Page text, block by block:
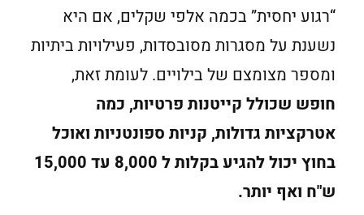
“רגוע יחסית” בכמה אלפי שקלים, אם היא
נשענת על מסגרות מסובסדות, פעילויות ביתיות
ומספר מצומצם של בילויים. לעומת זאת,
חופש שכולל קייטנות פרטיות, כמה
אטרקציות גדולות, קניות ספונטניות ואוכל
בחוץ יכול להגיע בקלות ל 8,000 עד 15,000
ש"ח ואף יותר.